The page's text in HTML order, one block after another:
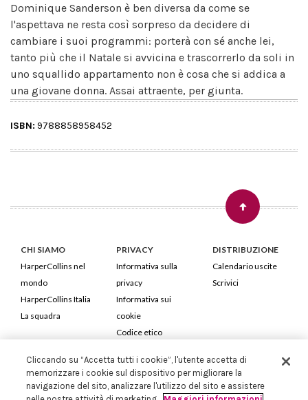
Dominique Sanderson è ben diversa da come se
l'aspettava ne resta così sorpreso da decidere di
cambiare i suoi programmi: porterà con sé anche lei,
tanto più che il Natale si avvicina e trascorrerlo da soli in
uno squallido appartamento non è cosa che si addica a
una giovane donna. Assai attraente, per giunta.
ISBN: 9788858958452
CHI SIAMO
HarperCollins nel
mondo
HarperCollins Italia
La squadra
PRIVACY
Informativa sulla
privacy
Informativa sui
cookie
Codice etico
DISTRIBUZIONE
Calendario uscite
Scrivici
HarperCollins Italia S.p.A. Viale Monte Nero, 84 - 20135 Milano
Cod. Fiscale e P.IVA 05946780151 - Capitale Sociale 258.250 €
Cliccando su “Accetta tutti i cookie”, l'utente accetta di
memorizzare i cookie sul dispositivo per migliorare la
navigazione del sito, analizzare l'utilizzo del sito e assistere